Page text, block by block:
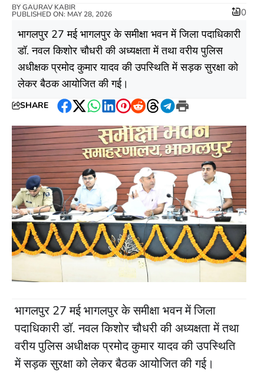
BYGAURAV KABIR
PUBLISHED ON: MAY 28, 2026 0
भागलपुर 27 मई भागलपुर के समीक्षा भवन में जिला पदाधिकारी
डॉ. नवल किशोर चौधरी की अध्यक्षता में तथा वरीय पुलिस
अधीक्षक प्रमोद कुमार यादव की उपस्थिति में सड़क सुरक्षा को
लेकर बैठक आयोजित की गई।
SHARE
Facebook
Twitter
WhatsApp
LinkedIn
Pinterest
RedditThreads
Telegram
Print
भागलपुर 27 मई भागलपुर के समीक्षा भवन में जिला
पदाधिकारी डॉ. नवल किशोर चौधरी की अध्यक्षता में तथा
वरीय पुलिस अधीक्षक प्रमोद कुमार यादव की उपस्थिति
में सड़क सुरक्षा को लेकर बैठक आयोजित की गई।